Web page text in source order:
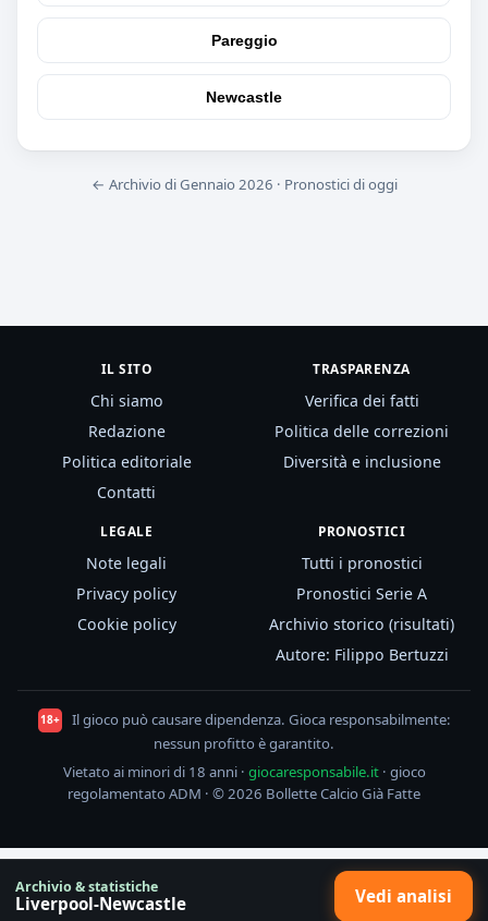
Pareggio
Newcastle
← Archivio di Gennaio 2026 · Pronostici di oggi
IL SITO
Chi siamo
Redazione
Politica editoriale
Contatti
TRASPARENZA
Verifica dei fatti
Politica delle correzioni
Diversità e inclusione
LEGALE
Note legali
Privacy policy
Cookie policy
PRONOSTICI
Tutti i pronostici
Pronostici Serie A
Archivio storico (risultati)
Autore: Filippo Bertuzzi
18+
Il gioco può causare dipendenza. Gioca responsabilmente:
nessun profitto è garantito.
Vietato ai minori di 18 anni · giocaresponsabile.it· gioco
regolamentato ADM · © 2026 Bollette Calcio Già Fatte
Archivio & statistiche
Liverpool-Newcastle Vedi analisi